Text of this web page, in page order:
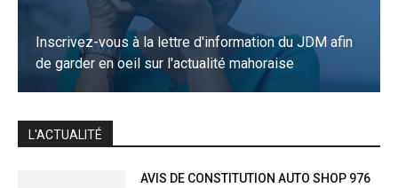
Inscrivez-vous à la lettre d'information du JDM afin
de garder en oeil sur l'actualité mahoraise
JE M'INSCRIS
L'ACTUALITÉ
AVIS DE CONSTITUTION AUTO SHOP 976